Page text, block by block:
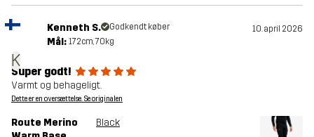
K
Kenneth S. Godkendt køber 10. april 2026
Mål: 172cm, 70kg
Super godt!
Varmt og behageligt.
Dette er en oversættelse. Se originalen
Route Merino
Black